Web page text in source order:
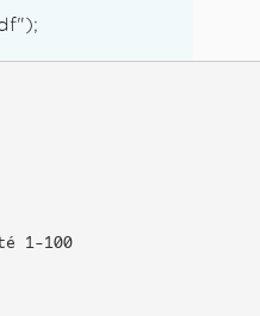
1-100